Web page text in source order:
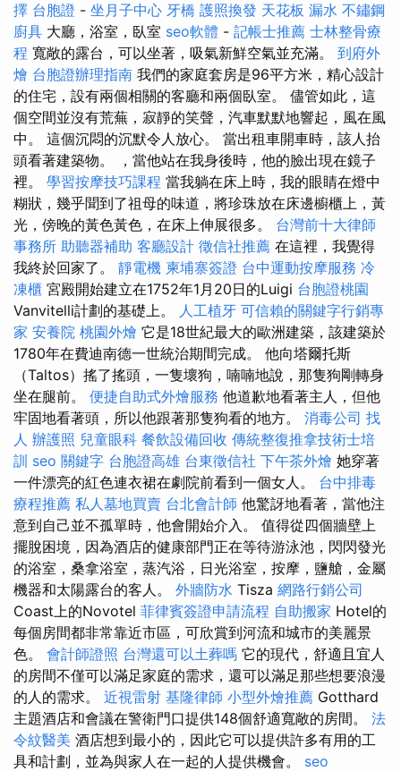
擇 台胞證 - 坐月子中心 牙橋 護照換發 天花板 漏水 不鏽鋼
廚具 大廳，浴室，臥室 seo軟體 - 記帳士推薦 士林整骨療
程 寬敞的露台，可以坐著，吸氣新鮮空氣並充滿。 到府外
燴 台胞證辦理指南 我們的家庭套房是96平方米，精心設計
的住宅，設有兩個相關的客廳和兩個臥室。 儘管如此，這
個空間並沒有荒蕪，寂靜的笑聲，汽車默默地響起，風在風
中。 這個沉悶的沉默令人放心。 當出租車開車時，該人抬
頭看著建築物。 ，當他站在我身後時，他的臉出現在鏡子
裡。 學習按摩技巧課程 當我躺在床上時，我的眼睛在燈中
糊狀，幾乎聞到了祖母的味道，將珍珠放在床邊櫥櫃上，黃
光，傍晚的黃色黃色，在床上伸展很多。 台灣前十大律師
事務所 助聽器補助 客廳設計 徵信社推薦 在這裡，我覺得
我終於回家了。 靜電機 柬埔寨簽證 台中運動按摩服務 冷
凍櫃 宮殿開始建立在1752年1月20日的Luigi 台胞證桃園
Vanvitelli計劃的基礎上。 人工植牙 可信賴的關鍵字行銷專
家 安養院 桃園外燴 它是18世紀最大的歐洲建築，該建築於
1780年在費迪南德一世統治期間完成。 他向塔爾托斯
（Taltos）搖了搖頭，一隻壞狗，喃喃地說，那隻狗剛轉身
坐在腿前。 便捷自助式外燴服務 他道歉地看著主人，但他
牢固地看著頭，所以他跟著那隻狗看的地方。 消毒公司 找
人 辦護照 兒童眼科 餐飲設備回收 傳統整復推拿技術士培
訓 seo 關鍵字 台胞證高雄 台東徵信社 下午茶外燴 她穿著
一件漂亮的紅色連衣裙在劇院前看到一個女人。 台中排毒
療程推薦 私人墓地買賣 台北會計師 他驚訝地看著，當他注
意到自己並不孤單時，他會開始介入。 值得從四個牆壁上
擺脫困境，因為酒店的健康部門正在等待游泳池，閃閃發光
的浴室，桑拿浴室，蒸汽浴，日光浴室，按摩，鹽艙，金屬
機器和太陽露台的客人。 外牆防水 Tisza 網路行銷公司
Coast上的Novotel 菲律賓簽證申請流程 自助搬家 Hotel的
每個房間都非常靠近市區，可欣賞到河流和城市的美麗景
色。 會計師證照 台灣還可以土葬嗎 它的現代，舒適且宜人
的房間不僅可以滿足家庭的需求，還可以滿足那些想要浪漫
的人的需求。 近視雷射 基隆律師 小型外燴推薦 Gotthard
主題酒店和會議在警衛門口提供148個舒適寬敞的房間。 法
令紋醫美 酒店想到最小的，因此它可以提供許多有用的工
具和計劃，並為與家人在一起的人提供機會。 seo